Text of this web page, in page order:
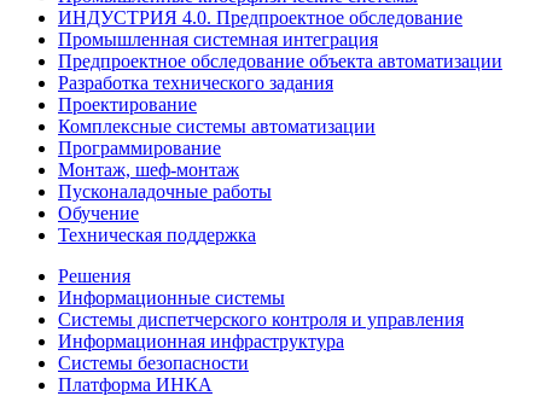
ИНДУСТРИЯ 4.0. Предпроектное обследование
Промышленная системная интеграция
Предпроектное обследование объекта автоматизации
Разработка технического задания
Проектирование
Комплексные системы автоматизации
Программирование
Монтаж, шеф-монтаж
Пусконаладочные работы
Обучение
Техническая поддержка
Решения
Информационные системы
Системы диспетчерского контроля и управления
Информационная инфраструктура
Системы безопасности
Платформа ИНКА